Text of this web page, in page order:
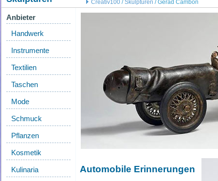
Creativ100 /Skulpturen / Gérad Cambon
Anbieter
Handwerk
Instrumente
Textilien
Taschen
Mode
Schmuck
Pflanzen
Kosmetik
Kulinaria Automobile Erinnerungen